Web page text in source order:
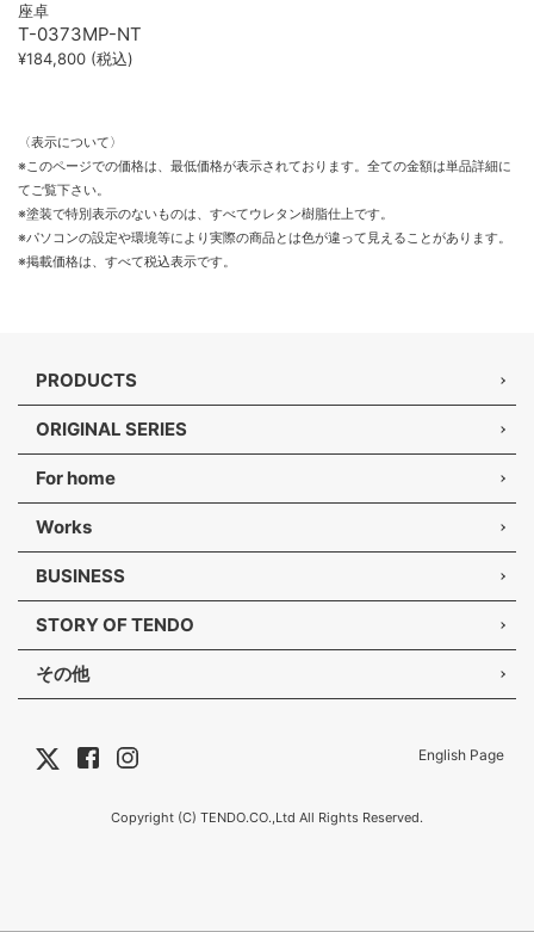
座卓
T-0373MP-NT
¥184,800 (税込)
〈表示について〉
※このページでの価格は、最低価格が表示されております。全ての金額は単品詳細に
てご覧下さい。
※塗装で特別表示のないものは、すべてウレタン樹脂仕上です。
※パソコンの設定や環境等により実際の商品とは色が違って見えることがあります。
※掲載価格は、すべて税込表示です。
PRODUCTS
ORIGINAL SERIES
For home
Works
BUSINESS
STORY OF TENDO
その他
English Page
Copyright (C) TENDO.CO.,Ltd All Rights Reserved.